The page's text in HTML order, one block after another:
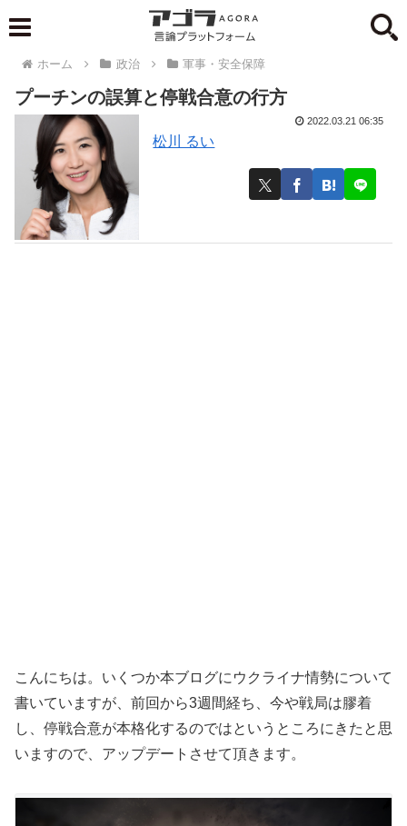
ホーム 政治 軍事・安全保障
プーチンの誤算と停戦合意の行方
松川 るい
2022.03.21 06:35
こんにちは。いくつか本ブログにウクライナ情勢について
書いていますが、前回から3週間経ち、今や戦局は膠着
し、停戦合意が本格化するのではというところにきたと思
いますので、アップデートさせて頂きます。